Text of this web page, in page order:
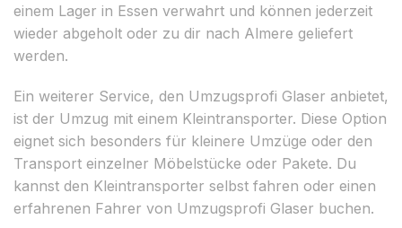
einem Lager in Essen verwahrt und können jederzeit
wieder abgeholt oder zu dir nach Almere geliefert
werden.
Ein weiterer Service, den Umzugsprofi Glaser anbietet,
ist der Umzug mit einem Kleintransporter. Diese Option
eignet sich besonders für kleinere Umzüge oder den
Transport einzelner Möbelstücke oder Pakete. Du
kannst den Kleintransporter selbst fahren oder einen
erfahrenen Fahrer von Umzugsprofi Glaser buchen.